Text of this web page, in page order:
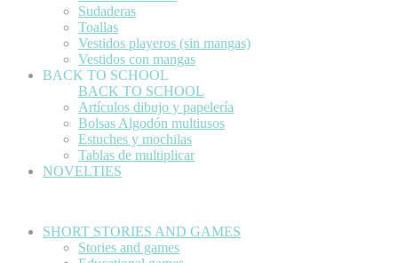
Sudaderas
Toallas
Vestidos playeros (sin mangas)
Vestidos con mangas
BACK TO SCHOOL
BACK TO SCHOOL
Artículos dibujo y papelería
Bolsas Algodón multiusos
Estuches y mochilas
Tablas de multiplicar
NOVELTIES
SHORT STORIES AND GAMES
Stories and games